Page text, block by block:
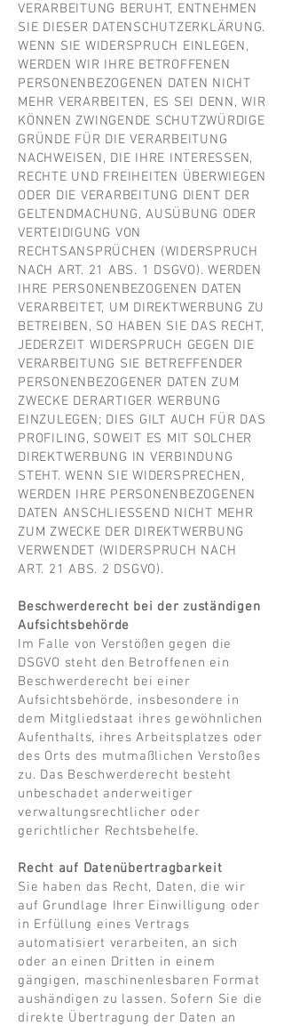
VERARBEITUNG BERUHT, ENTNEHMEN
SIE DIESER DATENSCHUTZERKLÄRUNG.
WENN SIE WIDERSPRUCH EINLEGEN,
WERDEN WIR IHRE BETROFFENEN
PERSONENBEZOGENEN DATEN NICHT
MEHR VERARBEITEN, ES SEI DENN, WIR
KÖNNEN ZWINGENDE SCHUTZWÜRDIGE
GRÜNDE FÜR DIE VERARBEITUNG
NACHWEISEN, DIE IHRE INTERESSEN,
RECHTE UND FREIHEITEN ÜBERWIEGEN
ODER DIE VERARBEITUNG DIENT DER
GELTENDMACHUNG, AUSÜBUNG ODER
VERTEIDIGUNG VON
RECHTSANSPRÜCHEN (WIDERSPRUCH
NACH ART. 21 ABS. 1 DSGVO). WERDEN
IHRE PERSONENBEZOGENEN DATEN
VERARBEITET, UM DIREKTWERBUNG ZU
BETREIBEN, SO HABEN SIE DAS RECHT,
JEDERZEIT WIDERSPRUCH GEGEN DIE
VERARBEITUNG SIE BETREFFENDER
PERSONENBEZOGENER DATEN ZUM
ZWECKE DERARTIGER WERBUNG
EINZULEGEN; DIES GILT AUCH FÜR DAS
PROFILING, SOWEIT ES MIT SOLCHER
DIREKTWERBUNG IN VERBINDUNG
STEHT. WENN SIE WIDERSPRECHEN,
WERDEN IHRE PERSONENBEZOGENEN
DATEN ANSCHLIESSEND NICHT MEHR
ZUM ZWECKE DER DIREKTWERBUNG
VERWENDET (WIDERSPRUCH NACH
ART. 21 ABS. 2 DSGVO).
Beschwerderecht bei der zuständigen
Aufsichtsbehörde
Im Falle von Verstößen gegen die
DSGVO steht den Betroffenen ein
Beschwerderecht bei einer
Aufsichtsbehörde, insbesondere in
dem Mitgliedstaat ihres gewöhnlichen
Aufenthalts, ihres Arbeitsplatzes oder
des Orts des mutmaßlichen Verstoßes
zu. Das Beschwerderecht besteht
unbeschadet anderweitiger
verwaltungsrechtlicher oder
gerichtlicher Rechtsbehelfe.
Recht auf Datenübertragbarkeit
Sie haben das Recht, Daten, die wir
auf Grundlage Ihrer Einwilligung oder
in Erfüllung eines Vertrags
automatisiert verarbeiten, an sich
oder an einen Dritten in einem
gängigen, maschinenlesbaren Format
aushändigen zu lassen. Sofern Sie die
direkte Übertragung der Daten an